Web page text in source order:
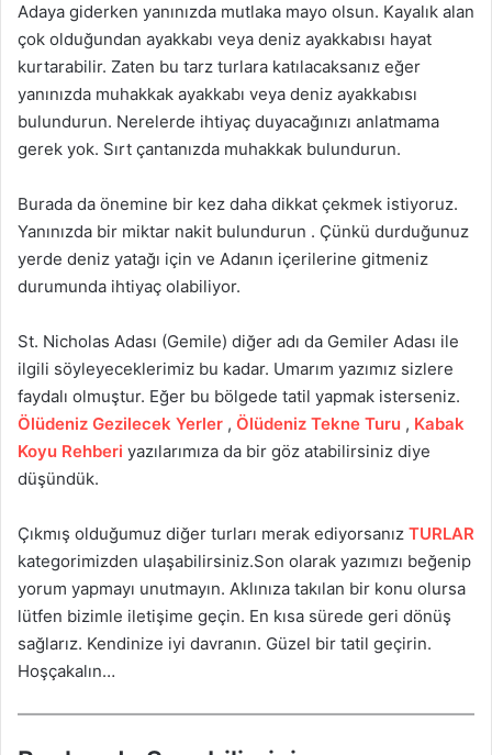
Adaya giderken yanınızda mutlaka mayo olsun. Kayalık alan
çok olduğundan ayakkabı veya deniz ayakkabısı hayat
kurtarabilir. Zaten bu tarz turlara katılacaksanız eğer
yanınızda muhakkak ayakkabı veya deniz ayakkabısı
bulundurun. Nerelerde ihtiyaç duyacağınızı anlatmama
gerek yok. Sırt çantanızda muhakkak bulundurun.
Burada da önemine bir kez daha dikkat çekmek istiyoruz.
Yanınızda bir miktar nakit bulundurun . Çünkü durduğunuz
yerde deniz yatağı için ve Adanın içerilerine gitmeniz
durumunda ihtiyaç olabiliyor.
St. Nicholas Adası (Gemile) diğer adı da Gemiler Adası ile
ilgili söyleyeceklerimiz bu kadar. Umarım yazımız sizlere
faydalı olmuştur. Eğer bu bölgede tatil yapmak isterseniz.
Ölüdeniz Gezilecek Yerler , Ölüdeniz Tekne Turu , Kabak
Koyu Rehberi yazılarımıza da bir göz atabilirsiniz diye
düşündük.
Çıkmış olduğumuz diğer turları merak ediyorsanız TURLAR
kategorimizden ulaşabilirsiniz.Son olarak yazımızı beğenip
yorum yapmayı unutmayın. Aklınıza takılan bir konu olursa
lütfen bizimle iletişime geçin. En kısa sürede geri dönüş
sağlarız. Kendinize iyi davranın. Güzel bir tatil geçirin.
Hoşçakalın…